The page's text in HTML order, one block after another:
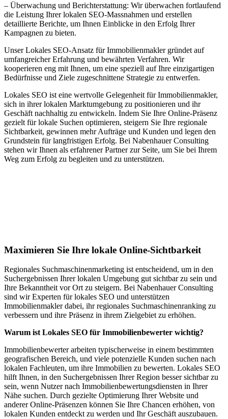
– Überwachung und Berichterstattung: Wir überwachen fortlaufend
die Leistung Ihrer lokalen SEO-Massnahmen und erstellen
detaillierte Berichte, um Ihnen Einblicke in den Erfolg Ihrer
Kampagnen zu bieten.
Unser Lokales SEO-Ansatz für Immobilienmakler gründet auf
umfangreicher Erfahrung und bewährten Verfahren. Wir
kooperieren eng mit Ihnen, um eine speziell auf Ihre einzigartigen
Bedürfnisse und Ziele zugeschnittene Strategie zu entwerfen.
Lokales SEO ist eine wertvolle Gelegenheit für Immobilienmakler,
sich in ihrer lokalen Marktumgebung zu positionieren und ihr
Geschäft nachhaltig zu entwickeln. Indem Sie Ihre Online-Präsenz
gezielt für lokale Suchen optimieren, steigern Sie Ihre regionale
Sichtbarkeit, gewinnen mehr Aufträge und Kunden und legen den
Grundstein für langfristigen Erfolg. Bei Nabenhauer Consulting
stehen wir Ihnen als erfahrener Partner zur Seite, um Sie bei Ihrem
Weg zum Erfolg zu begleiten und zu unterstützen.
Maximieren Sie Ihre lokale Online-Sichtbarkeit
Regionales Suchmaschinenmarketing ist entscheidend, um in den
Suchergebnissen Ihrer lokalen Umgebung gut sichtbar zu sein und
Ihre Bekanntheit vor Ort zu steigern. Bei Nabenhauer Consulting
sind wir Experten für lokales SEO und unterstützen
Immobilienmakler dabei, ihr regionales Suchmaschinenranking zu
verbessern und ihre Präsenz in ihrem Zielgebiet zu erhöhen.
Warum ist Lokales SEO für Immobilienbewerter wichtig?
Immobilienbewerter arbeiten typischerweise in einem bestimmten
geografischen Bereich, und viele potenzielle Kunden suchen nach
lokalen Fachleuten, um ihre Immobilien zu bewerten. Lokales SEO
hilft Ihnen, in den Suchergebnissen Ihrer Region besser sichtbar zu
sein, wenn Nutzer nach Immobilienbewertungsdiensten in Ihrer
Nähe suchen. Durch gezielte Optimierung Ihrer Website und
anderer Online-Präsenzen können Sie Ihre Chancen erhöhen, von
lokalen Kunden entdeckt zu werden und Ihr Geschäft auszubauen.